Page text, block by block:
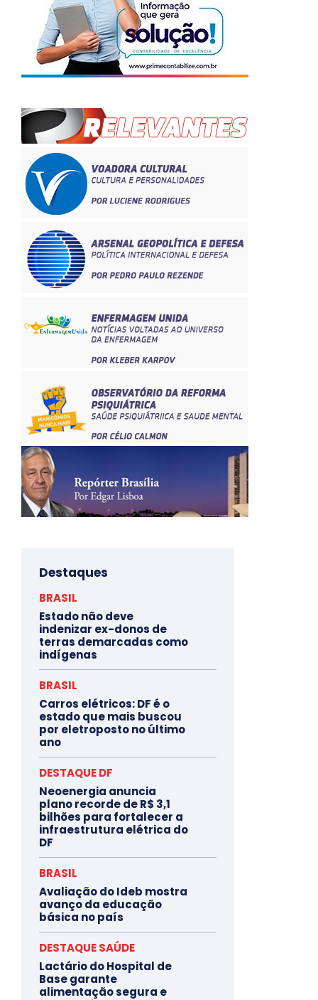
Destaques
BRASIL
Estado não deve
indenizar ex-donos de
terras demarcadas como
indígenas
BRASIL
Carros elétricos: DF é o
estado que mais buscou
por eletroposto no último
ano
DESTAQUE DF
Neoenergia anuncia
plano recorde de R$ 3,1
bilhões para fortalecer a
infraestrutura elétrica do
DF
BRASIL
Avaliação do Ideb mostra
avanço da educação
básica no país
DESTAQUE SAÚDE
Lactário do Hospital de
Base garante
alimentação segura e